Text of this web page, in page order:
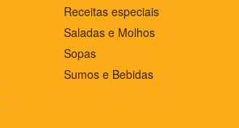
Receitas especiais
Saladas e Molhos
Sopas
Sumos e Bebidas